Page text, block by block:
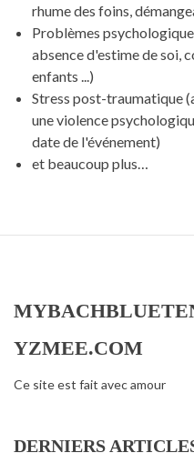
rhume des foins,
Problèmes
absence d'estime de soi,
enfants ...)
Stress post-traumatique
une violence
date de l'événement)
et beaucoup plus…
YZMEE.COM
Ce site est fait avec amour
DERNIERS